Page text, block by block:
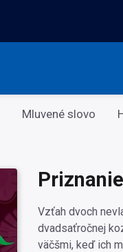
Mluvené slovo
Priznanie
Vzťah dvoch
dvadsaťročnej
väčšmi, keď ich